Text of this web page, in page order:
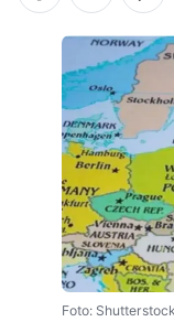
Foto: Shutterstock